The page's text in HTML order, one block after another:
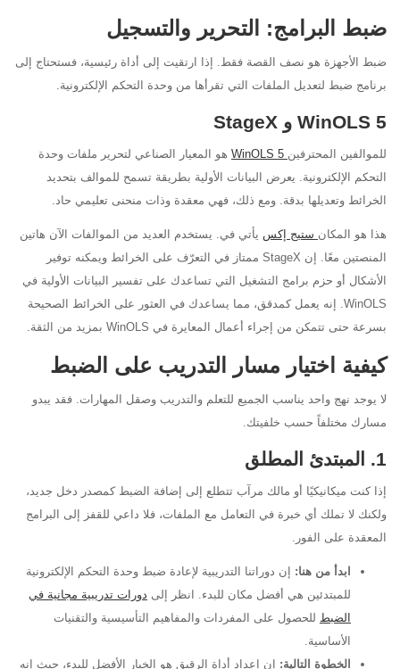
ضبط البرامج: التحرير والتسجيل
ضبط الأجهزة هو نصف القصة فقط. إذا ارتقيت إلى أداة رئيسية، فستحتاج إلى
برنامج ضبط لتعديل الملفات التي تقرأها من وحدة التحكم الإلكترونية.
WinOLS 5 و StageX
للموالفين المحترفين WinOLS 5 هو المعيار الصناعي لتحرير ملفات وحدة
التحكم الإلكترونية. يعرض البيانات الأولية بطريقة تسمح للموالف بتحديد
الخرائط وتعديلها بدقة. ومع ذلك، فهي معقدة وذات منحنى تعليمي حاد.
هذا هو المكان ستيج إكس يأتي في. يستخدم العديد من الموالفات الآن هاتين
المنصتين معًا. إن StageX ممتاز في التعرّف على الخرائط ويمكنه توفير
الأشكال أو حزم برامج التشغيل التي تساعدك على تفسير البيانات الأولية في
WinOLS. إنه يعمل كمدقق، مما يساعدك في العثور على الخرائط الصحيحة
بسرعة حتى تتمكن من إجراء أعمال المعايرة في WinOLS بمزيد من الثقة.
كيفية اختيار مسار التدريب على الضبط
لا يوجد نهج واحد يناسب الجميع للتعلم والتدريب وصقل المهارات. فقد يبدو
مسارك مختلفاً حسب خلفيتك.
1. المبتدئ المطلق
إذا كنت ميكانيكيًا أو مالك مرآب تتطلع إلى إضافة الضبط كمصدر دخل جديد،
ولكنك لا تملك أي خبرة في التعامل مع الملفات، فلا داعي للقفز إلى البرامج
المعقدة على الفور.
ابدأ من هنا: إن دوراتنا التدريبية لإعادة ضبط وحدة التحكم الإلكترونية
للمبتدئين هي أفضل مكان للبدء. انظر إلى دورات تدريبية مجانية في
الضبط للحصول على المفردات والمفاهيم التأسيسية والتقنيات
الأساسية.
الخطوة التالية: إن إعداد أداة الرقيق هو الخيار الأفضل للبدء، حيث إنه